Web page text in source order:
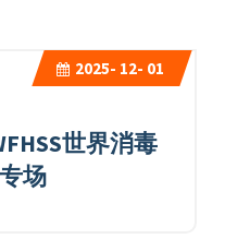
2025- 12- 01
世界消毒
场